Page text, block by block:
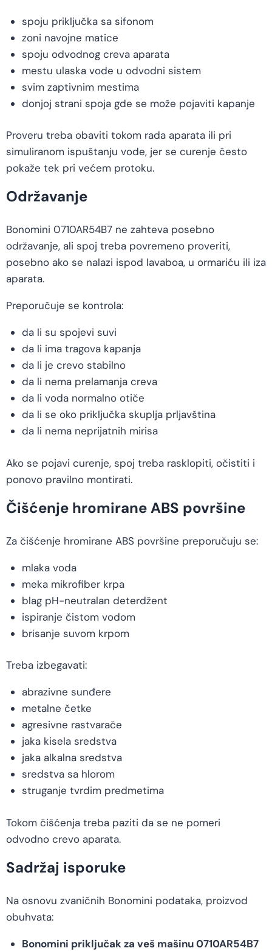
spoju priključka sa sifonom
zoni navojne matice
spoju odvodnog creva aparata
mestu ulaska vode u odvodni sistem
svim zaptivnim mestima
donjoj strani spoja gde se može pojaviti kapanje
Proveru treba obaviti tokom rada aparata ili pri
simuliranom ispuštanju vode, jer se curenje često
pokaže tek pri većem protoku.
Održavanje
Bonomini 0710AR54B7 ne zahteva posebno
održavanje, ali spoj treba povremeno proveriti,
posebno ako se nalazi ispod lavaboa, u ormariću ili iza
aparata.
Preporučuje se kontrola:
da li su spojevi suvi
da li ima tragova kapanja
da li je crevo stabilno
da li nema prelamanja creva
da li voda normalno otiče
da li se oko priključka skuplja prljavština
da li nema neprijatnih mirisa
Ako se pojavi curenje, spoj treba rasklopiti, očistiti i
ponovo pravilno montirati.
Čišćenje hromirane ABS površine
Za čišćenje hromirane ABS površine preporučuju se:
mlaka voda
meka mikrofiber krpa
blag pH-neutralan deterdžent
ispiranje čistom vodom
brisanje suvom krpom
Treba izbegavati:
abrazivne sunđere
metalne četke
agresivne rastvarače
jaka kisela sredstva
jaka alkalna sredstva
sredstva sa hlorom
struganje tvrdim predmetima
Tokom čišćenja treba paziti da se ne pomeri
odvodno crevo aparata.
Sadržaj isporuke
Na osnovu zvaničnih Bonomini podataka, proizvod
obuhvata:
Bonomini priključak za veš mašinu 0710AR54B7